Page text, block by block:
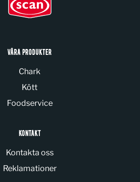
VÅRA PRODUKTER
Chark
Kött
Foodservice
KONTAKT
Kontakta oss
Reklamationer